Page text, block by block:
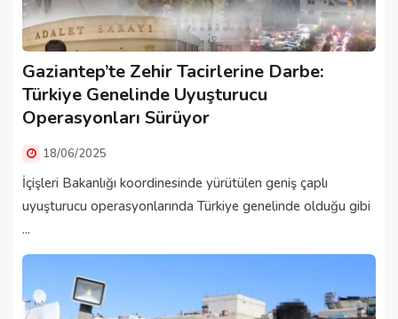
Gaziantep’te Zehir Tacirlerine Darbe:
Türkiye Genelinde Uyuşturucu
Operasyonları Sürüyor
18/06/2025
İçişleri Bakanlığı koordinesinde yürütülen geniş çaplı
uyuşturucu operasyonlarında Türkiye genelinde olduğu gibi
...